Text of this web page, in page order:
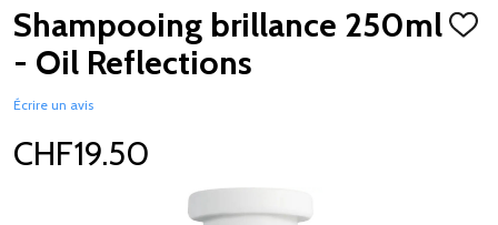
Shampooing brillance 250ml
- Oil Reflections
Écrire un avis
CHF19.50